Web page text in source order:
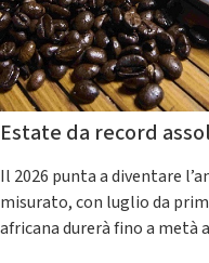
Estate da record
Il 2026 punta a diventare
misurato, con luglio da
africana durerà fino a metà